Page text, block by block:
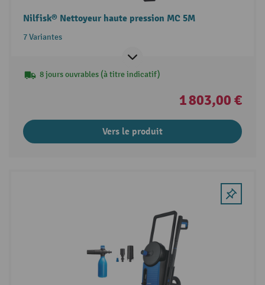
Nilfisk® Nettoyeur haute pression MC 5M
7 Variantes
8 jours ouvrables (à titre indicatif)
1 803,00 €
Vers le produit